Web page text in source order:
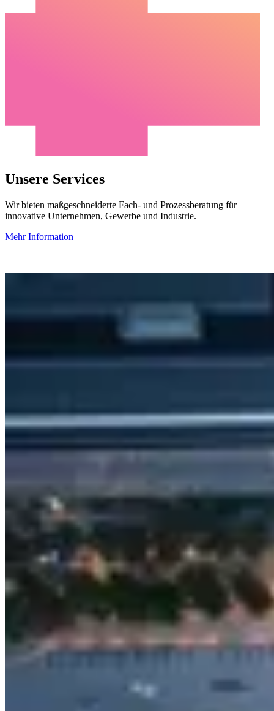
Unsere Services
Wir bieten maßgeschneiderte Fach- und Prozessberatung für
innovative Unternehmen, Gewerbe und Industrie.
Mehr Information